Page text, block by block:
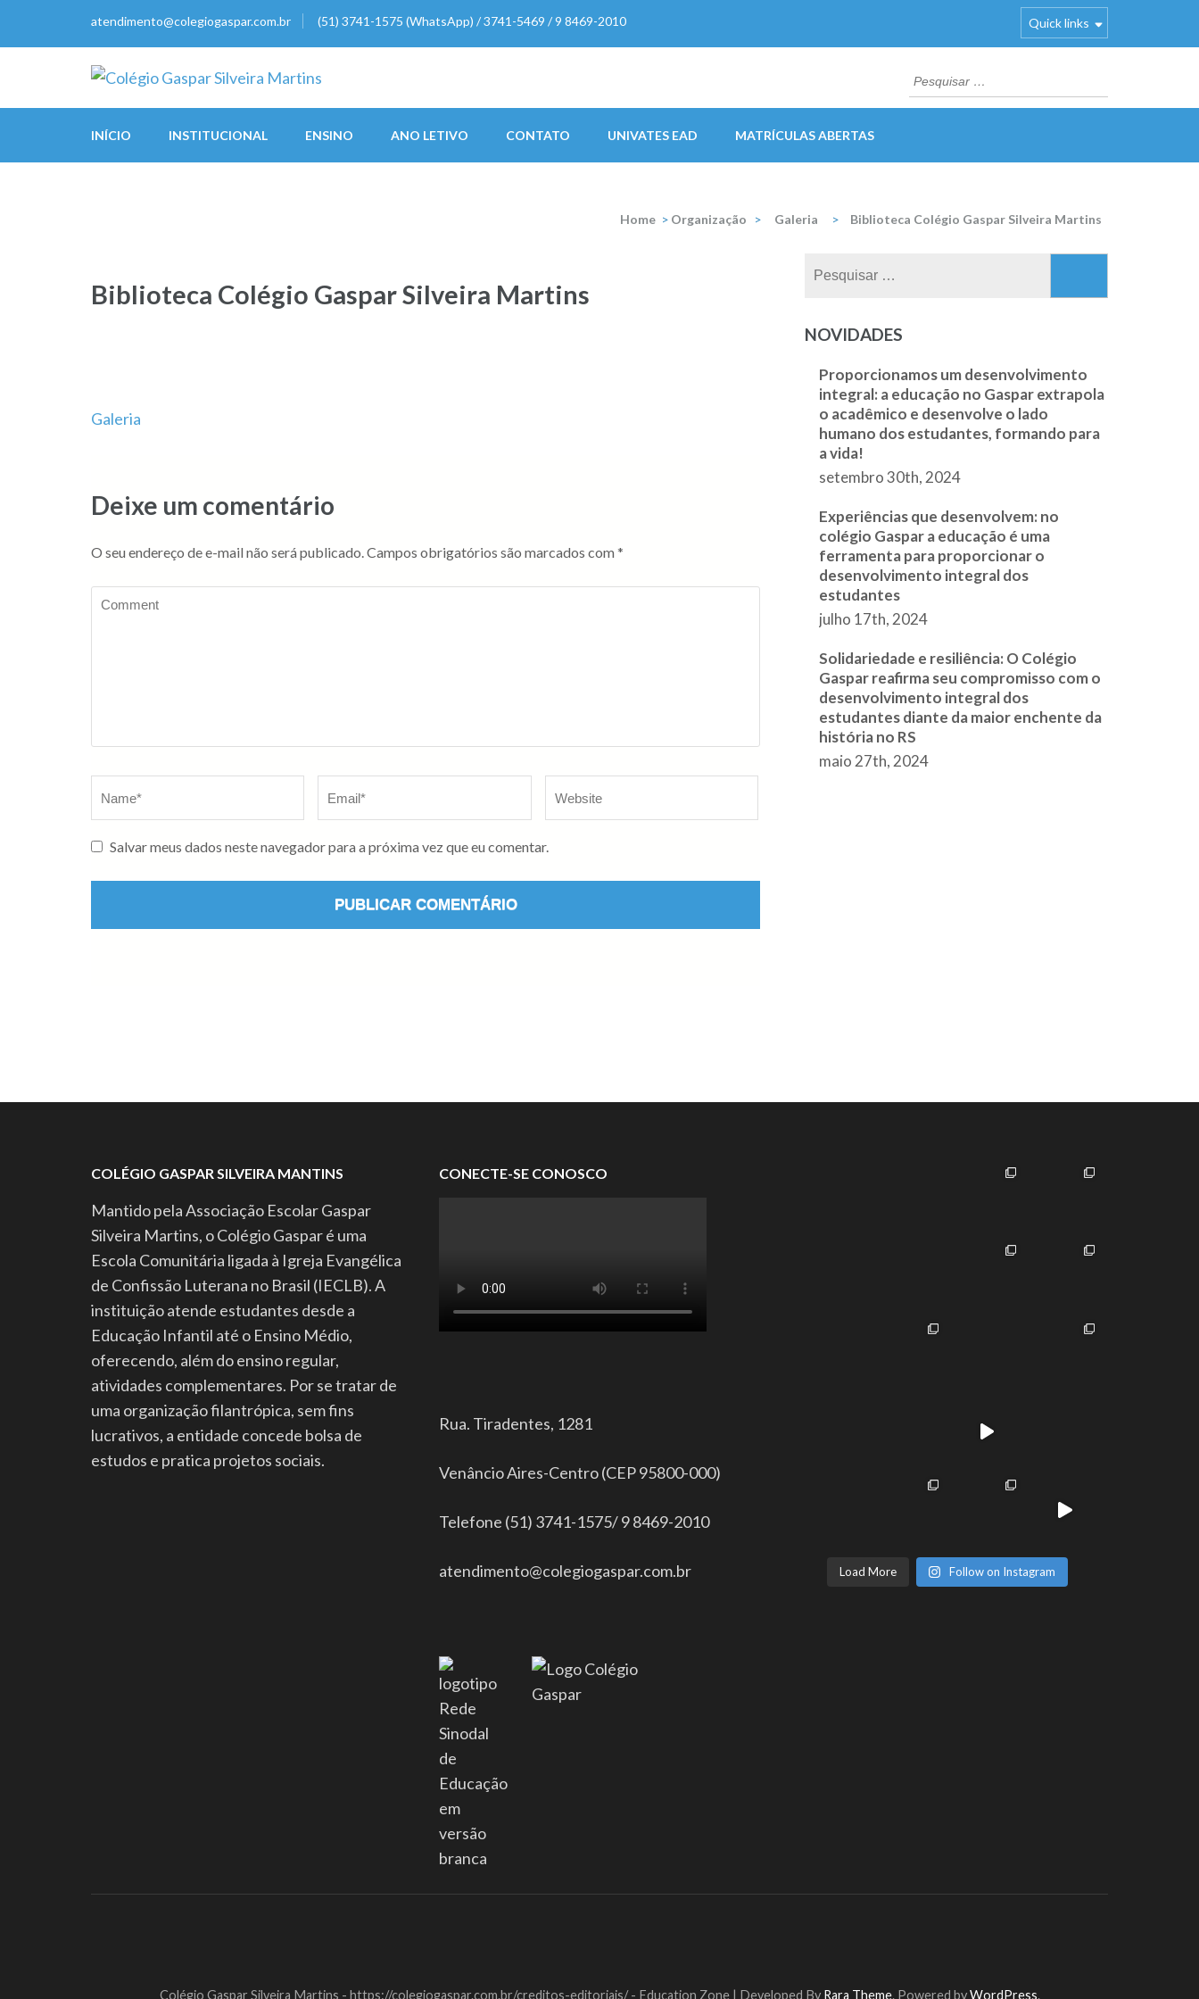
Enter)
atendimento@colegiogaspar.com.br (51) 3741-1575 (WhatsApp) / 3741-5469 / 9 8469-2010 Quick links
Colégio Gaspar Silveira Martins
Pesquisar
por:
INÍCIO INSTITUCIONAL ENSINO ANO LETIVO CONTATO UNIVATES EAD MATRÍCULAS ABERTAS
Home > Organização > Galeria > Biblioteca Colégio Gaspar Silveira Martins
Biblioteca Colégio Gaspar Silveira Martins
Navegação
Galeria
Deixe um comentário
O seu endereço de e-mail não será publicado.Campos obrigatórios são marcados com *
Comment
Salvar meus dados neste navegador para a próxima vez que eu comentar.
NOVIDADES
Proporcionamos um desenvolvimento
integral: a educação no Gaspar extrapola
o acadêmico e desenvolve o lado
humano dos estudantes, formando para
a vida!
setembro 30th, 2024
Experiências que desenvolvem: no
colégio Gaspar a educação é uma
ferramenta para proporcionar o
desenvolvimento integral dos
estudantes
julho 17th, 2024
Solidariedade e resiliência: O Colégio
Gaspar reafirma seu compromisso com o
desenvolvimento integral dos
estudantes diante da maior enchente da
história no RS
maio 27th, 2024
COLÉGIO GASPAR SILVEIRA MANTINS
Mantido pela Associação Escolar Gaspar
Silveira Martins, o Colégio Gaspar é uma
Escola Comunitária ligada à Igreja Evangélica
de Confissão Luterana no Brasil (IECLB). A
instituição atende estudantes desde a
Educação Infantil até o Ensino Médio,
oferecendo, além do ensino regular,
atividades complementares. Por se tratar de
uma organização filantrópica, sem fins
lucrativos, a entidade concede bolsa de
estudos e pratica projetos sociais.
CONECTE-SE CONOSCO
Rua. Tiradentes, 1281
Venâncio Aires-Centro (CEP 95800-000)
Telefone (51) 3741-1575/ 9 8469-2010
atendimento@colegiogaspar.com.br Load More Follow on Instagram
Colégio Gaspar Silveira Martins - https://colegiogaspar.com.br/creditos-editoriais/ - Education Zone | Developed By Rara Theme. Powered byWordPress.